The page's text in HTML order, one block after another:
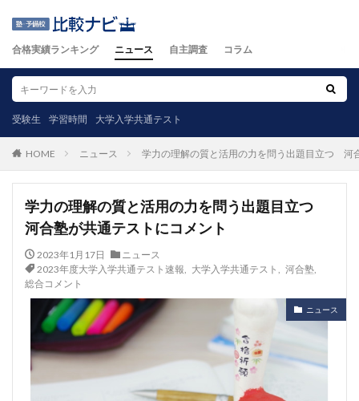
合格実績ランキング ニュース 自主調査 コラム
受験生 学習時間 大学入学共通テスト
HOME ニュース 学力の理解の質と活用の力を問う出題目立つ 河
学力の理解の質と活用の力を問う出題目立つ
河合塾が共通テストにコメント
2023年1月17日
ニュース
2023年度大学入学共通テスト速報
大学入学共通テスト 河合塾,
総合コメント
ニュース